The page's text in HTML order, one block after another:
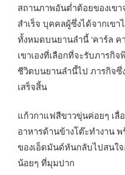
สถานภาพอันต่ำต้อยของเข
สำเร็จ บุคคลผู้ซึ่งได้จากเข
ทั้งหมดบนยานลำนี้ ‘คาร์ล ค
เขาเองที่เลือกที่จะรับภารกิ
ชีวิตบนยานลำนี้ไป ภารกิจซึ่
เสร็จสิ้น
แก้วกาแฟสีขาวขุ่นค่อยๆ เลื่
อาหารด้านข้างโต๊ะทำงาน
ของเอ็ดมันด์หันกลับไปสนใจ
น้อยๆ ที่มุมปาก